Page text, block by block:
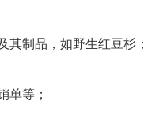
其制品，如野生红豆杉；
单等；